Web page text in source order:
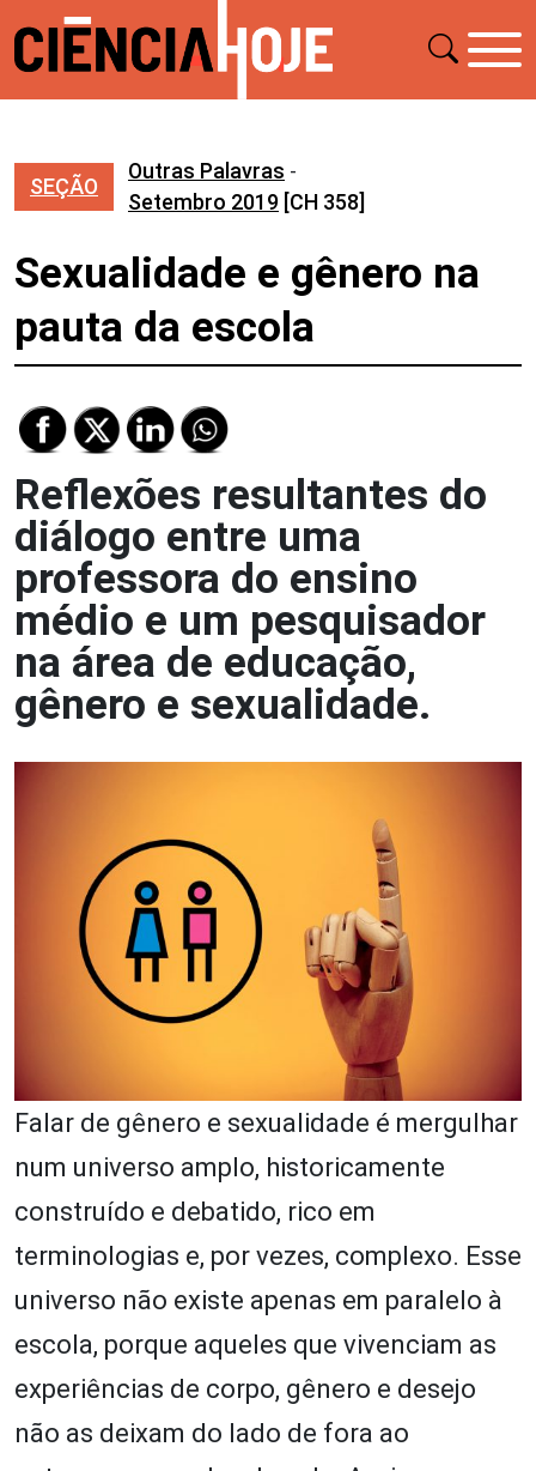
SEÇÃO
Outras Palavras -
Setembro 2019 [CH 358]
Sexualidade e gênero na
pauta da escola
Reflexões resultantes do
diálogo entre uma
professora do ensino
médio e um pesquisador
na área de educação,
gênero e sexualidade.
Falar de gênero e sexualidade é mergulhar
num universo amplo, historicamente
construído e debatido, rico em
terminologias e, por vezes, complexo. Esse
universo não existe apenas em paralelo à
escola, porque aqueles que vivenciam as
experiências de corpo, gênero e desejo
não as deixam do lado de fora ao